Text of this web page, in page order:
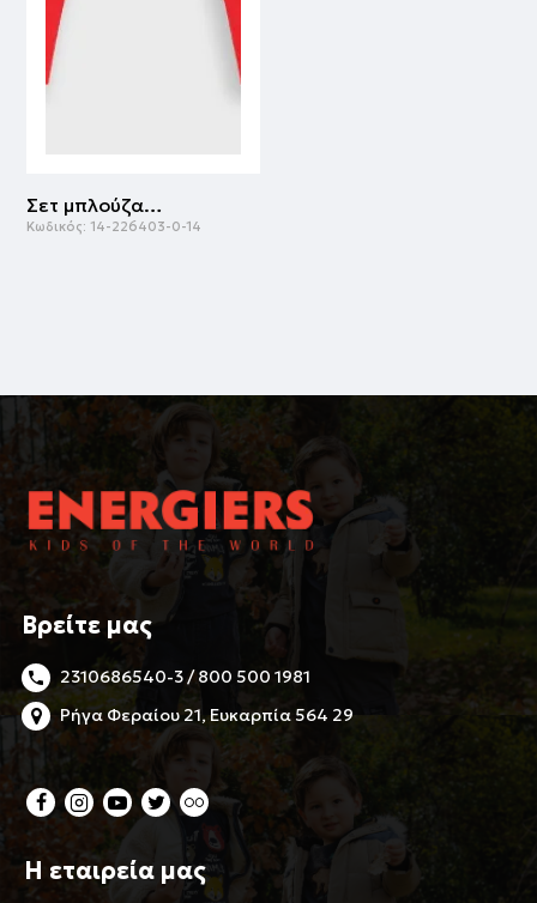
Σετ μπλούζα με κολάν | ΚΟΚΚΙΝΟ
Κωδικός: 14-226403-0-14
Βρείτε μας
2310686540-3 / 800 500 1981
Ρήγα Φεραίου 21, Ευκαρπία 564 29
Η εταιρεία μας